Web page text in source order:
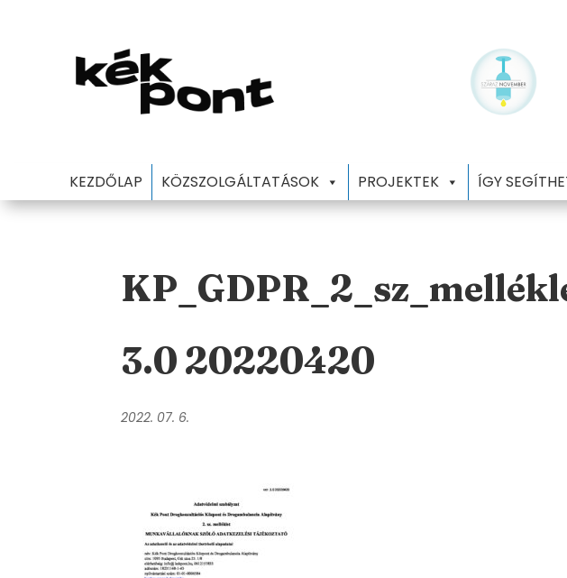
KEZDŐLAP KÖZSZOLGÁLTATÁSOK PROJEKTEK ÍGY
3.0 20220420
2022. 07. 6.